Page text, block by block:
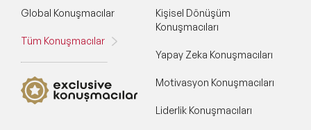
Global Konuşmacılar
Tüm Konuşmacılar
Kişisel Dönüşüm
Konuşmacıları
Yapay Zeka Konuşmacıları
Motivasyon Konuşmacıları
Liderlik Konuşmacıları